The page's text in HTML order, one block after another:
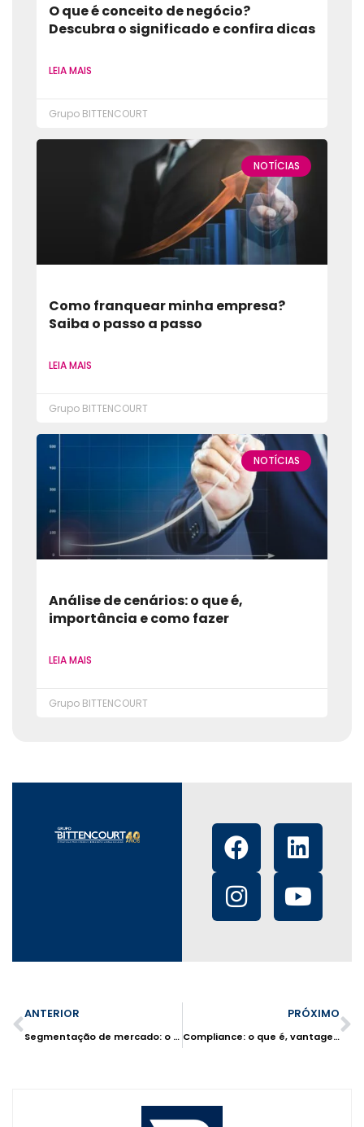
O que é conceito de negócio?
Descubra o significado e confira dicas
LEIA MAIS
Grupo BITTENCOURT
NOTÍCIAS
Como franquear minha empresa?
Saiba o passo a passo
LEIA MAIS
Grupo BITTENCOURT
NOTÍCIAS
Análise de cenários: o que é,
importância e como fazer
LEIA MAIS
Grupo BITTENCOURT
ANTERIOR
Segmentação de mercado: o que é, importância e como fazer
PRÓXIMO
Compliance: o que é, vantagens e como utilizar corretamente